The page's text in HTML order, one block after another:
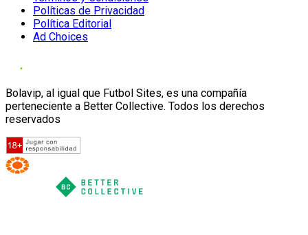
Políticas de Privacidad
Política Editorial
Ad Choices
Bolavip, al igual que Futbol Sites, es una compañía
perteneciente a Better Collective. Todos los derechos
reservados